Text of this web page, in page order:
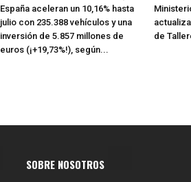
España aceleran un 10,16% hasta
julio con 235.388 vehículos y una
inversión de 5.857 millones de
euros (¡+19,73%!), según...
de
SOBRE NOSOTROS